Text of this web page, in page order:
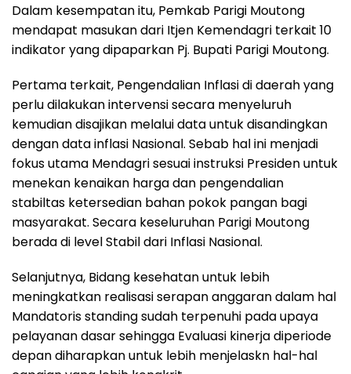
Dalam kesempatan itu, Pemkab Parigi Moutong
mendapat masukan dari Itjen Kemendagri terkait 10
indikator yang dipaparkan Pj. Bupati Parigi Moutong.
Pertama terkait, Pengendalian Inflasi di daerah yang
perlu dilakukan intervensi secara menyeluruh
kemudian disajikan melalui data untuk disandingkan
dengan data inflasi Nasional. Sebab hal ini menjadi
fokus utama Mendagri sesuai instruksi Presiden untuk
menekan kenaikan harga dan pengendalian
stabiltas ketersedian bahan pokok pangan bagi
masyarakat. Secara keseluruhan Parigi Moutong
berada di level Stabil dari Inflasi Nasional.
Selanjutnya, Bidang kesehatan untuk lebih
meningkatkan realisasi serapan anggaran dalam hal
Mandatoris standing sudah terpenuhi pada upaya
pelayanan dasar sehingga Evaluasi kinerja diperiode
depan diharapkan untuk lebih menjelaskn hal-hal